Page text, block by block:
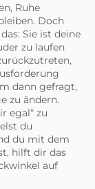
Ruhe
Doch
Sie ist deine
zu laufen
dann gefragt,
zu ändern.
egal“ zu
du
du mit dem
hilft dir das
auf